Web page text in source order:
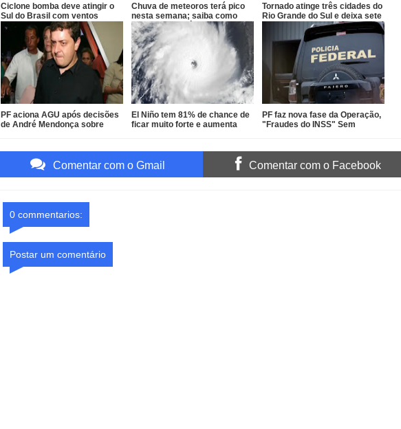
Ciclone bomba deve atingir o
Sul do Brasil com ventos
acima de 100 km/h
Chuva de meteoros terá pico
nesta semana; saiba como
observar o fenômeno no Brasil
Tornado atinge três cidades do
Rio Grande do Sul e deixa sete
PF aciona AGU após decisões
de André Mendonça sobre
El Niño tem 81% de chance de
ficar muito forte e aumenta
PF faz nova fase da Operação,
"Fraudes do INSS" Sem
Comentar com o Gmail Comentar com o Facebook
0 commentarios:
Postar um comentário